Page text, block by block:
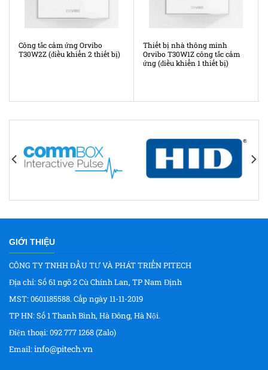
Công tắc cảm ứng Orvibo
T30W2Z (điều khiển 2 thiết bị)
Thiết bị nhà thông minh
Orvibo T30W1Z công tắc cảm
ứng (điều khiển 1 thiết bị)
GIỚI THIỆU
CÔNG TY TNHH ĐẦU TƯ VÀ PHÁT TRIỂN PITECH
Địa chỉ: Số 61 ngõ 2 Cù Chính Lan, TP Nam Định
MST: 0601185588. Cấp ngày 11-11-2019
TP HN: Số 1 Thanh Bình, Hà Đông, Hà Nội.
Điện thoại: 092 777 1268 (Zalo)
Email:info@pitech.vn